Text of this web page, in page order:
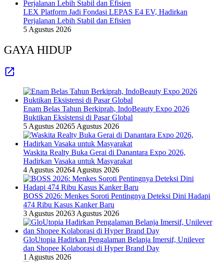
LEX Platform Jadi Fondasi LEPAS E4 EV, Hadirkan
Perjalanan Lebih Stabil dan Efisien
5 Agustus 2026
GAYA HIDUP
Enam Belas Tahun Berkiprah, IndoBeauty Expo 2026
Buktikan Eksistensi di Pasar Global
5 Agustus 20265 Agustus 2026
Waskita Realty Buka Gerai di Danantara Expo 2026,
Hadirkan Vasaka untuk Masyarakat
4 Agustus 20264 Agustus 2026
BOSS 2026: Menkes Soroti Pentingnya Deteksi Dini Hadapi
474 Ribu Kasus Kanker Baru
3 Agustus 20263 Agustus 2026
GloUtopia Hadirkan Pengalaman Belanja Imersif, Unilever
dan Shopee Kolaborasi di Hyper Brand Day
1 Agustus 2026